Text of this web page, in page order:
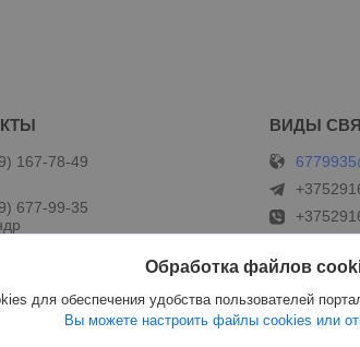
167-78-49
677-99-35
Обработка файлов
для обеспечения удобства пользователей
Вы можете настроить файлы cookies или